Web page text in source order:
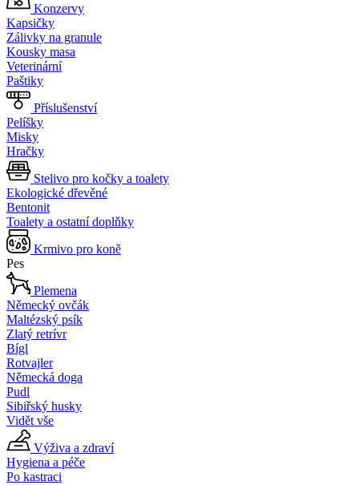
Konzervy
Kapsičky
Zálivky na granule
Kousky masa
Veterinární
Paštiky
Příslušenství
Pelíšky
Misky
Hračky
Stelivo pro kočky a toalety
Ekologické dřevěné
Bentonit
Toalety a ostatní doplňky
Krmivo pro koně
Pes
Plemena
Německý ovčák
Maltézský psík
Zlatý retrívr
Bígl
Rotvajler
Německá doga
Pudl
Sibiřský husky
Vidět vše
Výživa a zdraví
Hygiena a péče
Po kastraci